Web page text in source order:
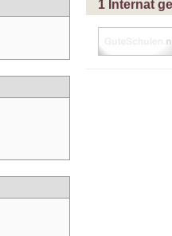
1 Internat